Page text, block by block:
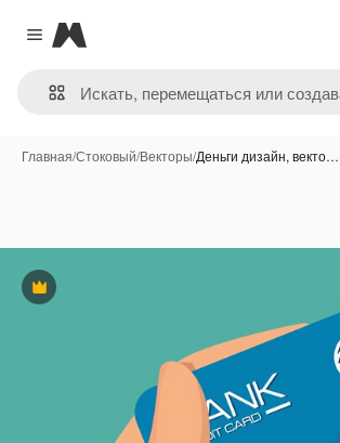
Close menu
Magnific
Главная/Стоковый/Векторы/Деньги дизайн, векто…
Премиум